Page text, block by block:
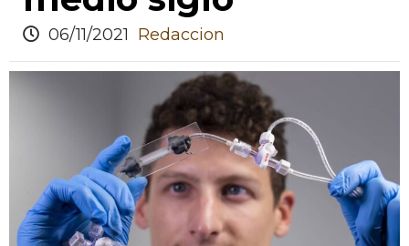
06/11/2021 Redaccion